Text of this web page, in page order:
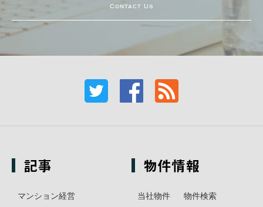
Contact Us
記事
マンション経営
物件情報
当社物件 物件検索